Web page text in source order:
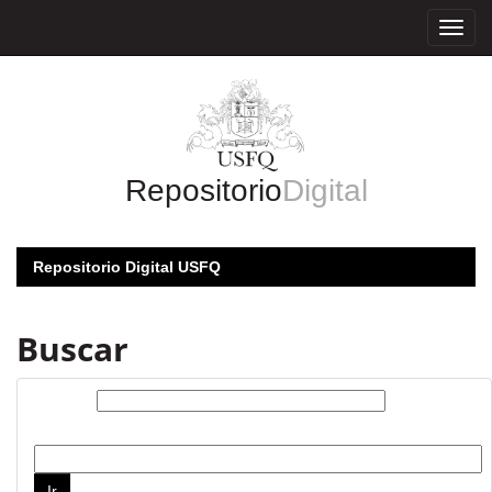
RepositorioDigital
Repositorio Digital USFQ
Buscar